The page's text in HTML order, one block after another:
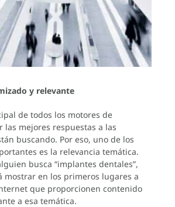
y relevante
de todos los motores de
las mejores respuestas a las
buscando. Por eso, uno de los
es la relevancia temática.
busca “implantes dentales”,
mostrar en los primeros lugares a
que proporcionen contenido
a esa temática.